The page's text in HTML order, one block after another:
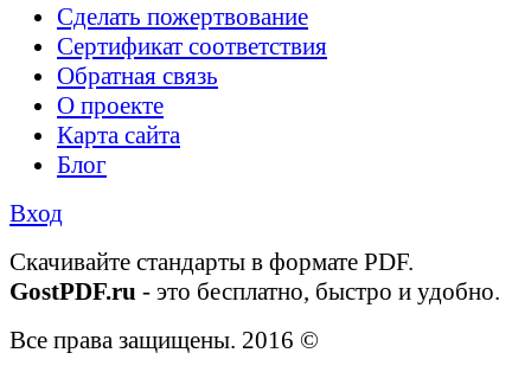
Сделать пожертвование
Сертификат соответствия
Обратная связь
О проекте
Карта сайта
Блог
Вход
Cкачивайте стандарты в формате PDF.
GostPDF.ru - это бесплатно, быстро и удобно.
Все права защищены. 2016 ©